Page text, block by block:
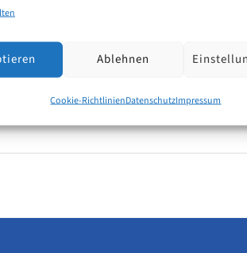
Ablehnen
Cookie-RichtlinienDatenschutzImpressum
für dieselbe Erfindung ein
konnte.